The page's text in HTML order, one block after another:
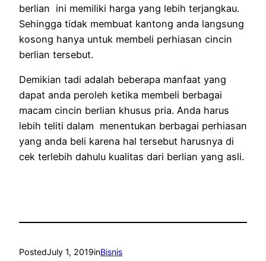
berlian ini memiliki harga yang lebih terjangkau.
Sehingga tidak membuat kantong anda langsung
kosong hanya untuk membeli perhiasan cincin
berlian tersebut.
Demikian tadi adalah beberapa manfaat yang
dapat anda peroleh ketika membeli berbagai
macam cincin berlian khusus pria. Anda harus
lebih teliti dalam menentukan berbagai perhiasan
yang anda beli karena hal tersebut harusnya di
cek terlebih dahulu kualitas dari berlian yang asli.
PostedJuly 1, 2019inBisnis